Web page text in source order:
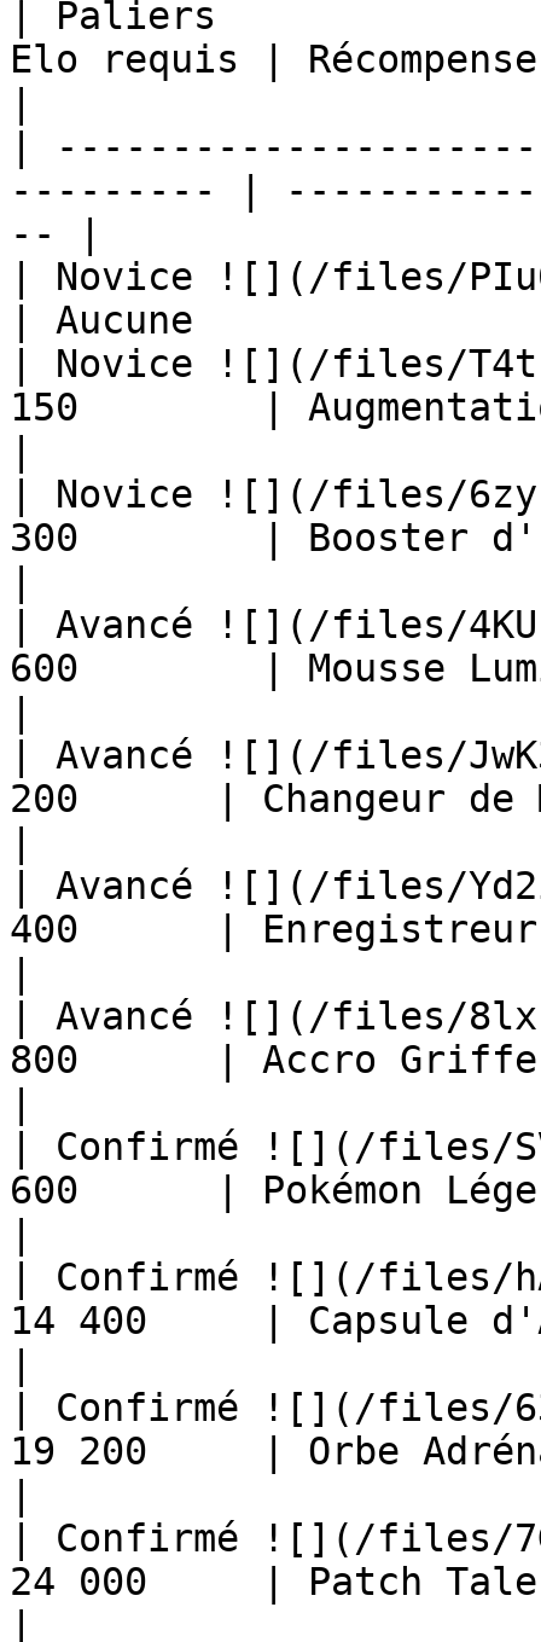
| Paliers
Elo requis | Récompense
|
--------- |
-- |
| Novice ![](/files/
| Aucune
| Novice ![](/files/
150        |
| Novice ![](/files/
300        | Booster
| Avancé ![](/files/
600        | Mousse
| Avancé ![](/files/
200      | Changeur de
| Avancé ![](/files/
400      | Enregistreur
| Avancé ![](/files/
800      | Accro Griffe
| Confirmé ![](/files/
600      | Pokémon
| Confirmé ![](/files/
14 400     | Capsule
| Confirmé ![](/files/
19 200     | Orbe
| Confirmé ![](/files/
24 000     | Patch